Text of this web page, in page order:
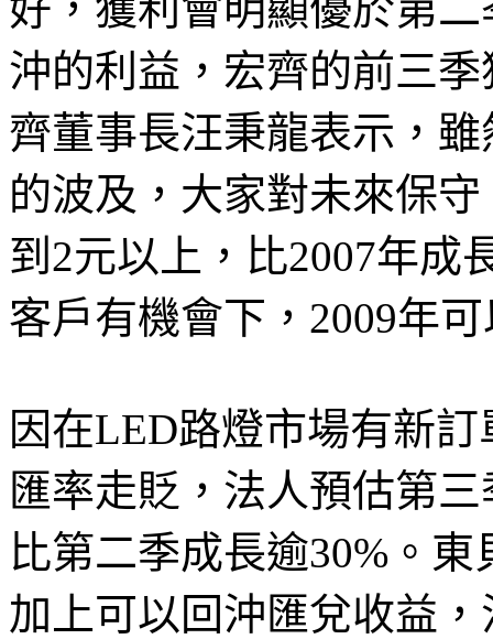
沖的利益，宏齊的前三
齊董事長汪秉龍表示，
的波及，大家對未來保
到2元以上，比2007年成
客戶有機會下，2009年
因在LED路燈市場有新
匯率走貶，法人預估第
比第二季成長逾30%。
加上可以回沖匯兌收益